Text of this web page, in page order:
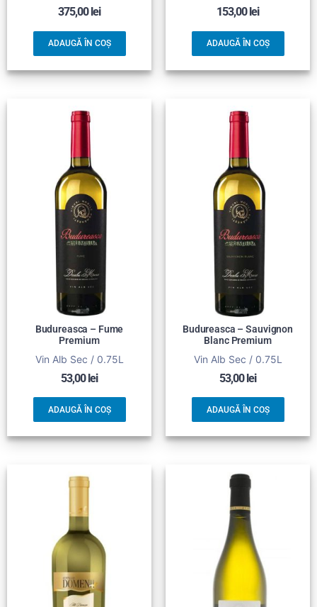
375,00 lei
ADAUGĂ ÎN COȘ
153,00 lei
ADAUGĂ ÎN COȘ
Budureasca – Fume
Premium
Vin Alb Sec / 0.75L
53,00lei
ADAUGĂ ÎN COȘ
Budureasca – Sauvignon
Blanc Premium
Vin Alb Sec / 0.75L
53,00lei
ADAUGĂ ÎN COȘ